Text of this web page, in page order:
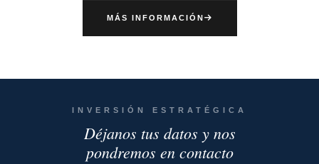
MÁS INFORMACIÓN
INVERSIÓN ESTRATÉGICA
Déjanos tus datos y nos
pondremos en contacto